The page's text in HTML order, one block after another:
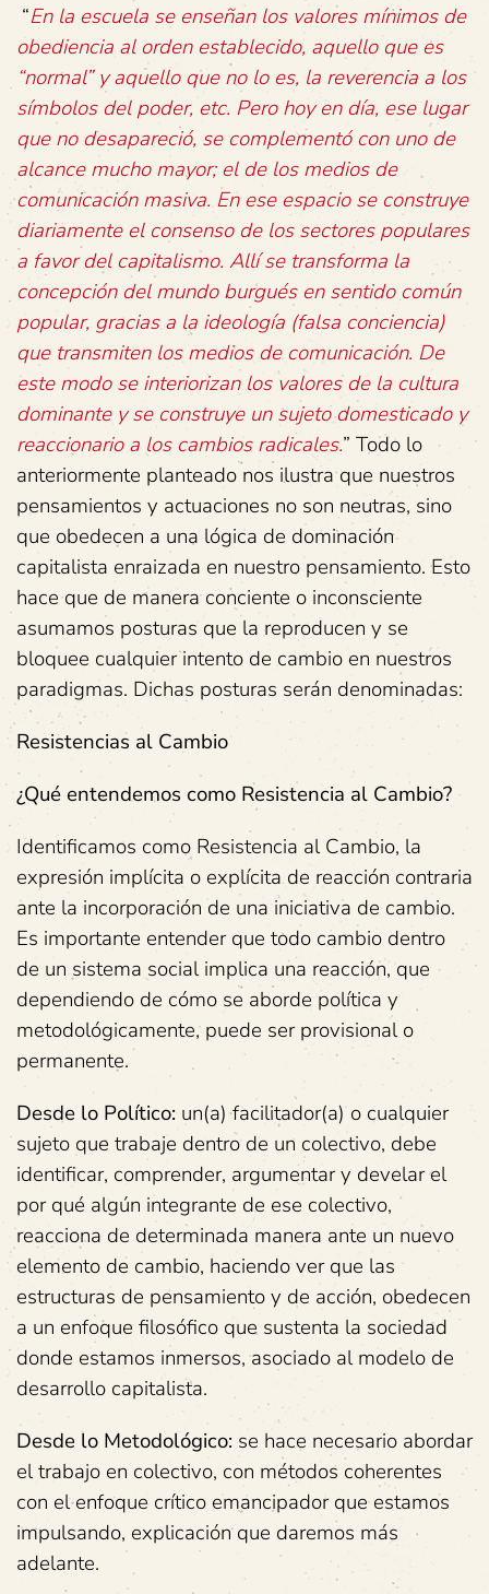
“En la escuela se enseñan los valores mínimos de
obediencia al orden establecido, aquello que es
“normal” y aquello que no lo es, la reverencia a los
símbolos del poder, etc. Pero hoy en día, ese lugar
que no desapareció, se complementó con uno de
alcance mucho mayor; el de los medios de
comunicación masiva. En ese espacio se construye
diariamente el consenso de los sectores populares
a favor del capitalismo. Allí se transforma la
concepción del mundo burgués en sentido común
popular, gracias a la ideología (falsa conciencia)
que transmiten los medios de comunicación. De
este modo se interiorizan los valores de la cultura
dominante y se construye un sujeto domesticado y
reaccionario a los cambios radicales.” Todo lo
anteriormente planteado nos ilustra que nuestros
pensamientos y actuaciones no son neutras, sino
que obedecen a una lógica de dominación
capitalista enraizada en nuestro pensamiento. Esto
hace que de manera conciente o inconsciente
asumamos posturas que la reproducen y se
bloquee cualquier intento de cambio en nuestros
paradigmas. Dichas posturas serán denominadas:
Resistencias al Cambio
¿Qué entendemos como Resistencia al Cambio?
Identificamos como Resistencia al Cambio, la
expresión implícita o explícita de reacción contraria
ante la incorporación de una iniciativa de cambio.
Es importante entender que todo cambio dentro
de un sistema social implica una reacción, que
dependiendo de cómo se aborde política y
metodológicamente, puede ser provisional o
permanente.
Desde lo Político: un(a) facilitador(a) o cualquier
sujeto que trabaje dentro de un colectivo, debe
identificar, comprender, argumentar y develar el
por qué algún integrante de ese colectivo,
reacciona de determinada manera ante un nuevo
elemento de cambio, haciendo ver que las
estructuras de pensamiento y de acción, obedecen
a un enfoque filosófico que sustenta la sociedad
donde estamos inmersos, asociado al modelo de
desarrollo capitalista.
Desde lo Metodológico: se hace necesario abordar
el trabajo en colectivo, con métodos coherentes
con el enfoque crítico emancipador que estamos
impulsando, explicación que daremos más
adelante.